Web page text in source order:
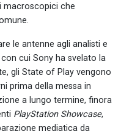
macroscopici che
le antenne agli analisti e
cui Sony ha svelato la
gli State of Play vengono
prima della messa in
a lungo termine, finora
PlayStation Showcase,
mediatica da